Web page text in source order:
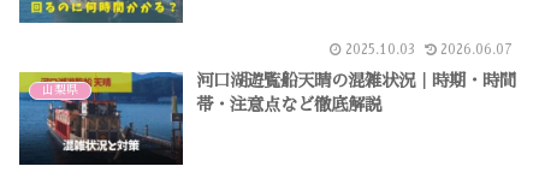
2025.10.03 2026.06.07
山梨県
河口湖遊覧船天晴の混雑状況｜時期・時間
帯・注意点など徹底解説